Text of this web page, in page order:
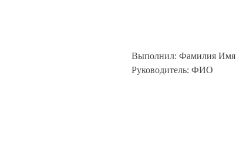
Выполнил: Фамилия Имя
Руководитель: ФИО